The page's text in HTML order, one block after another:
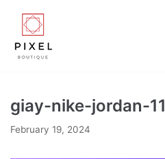
Skip
to
content
giay-nike-jordan-11
February 19, 2024